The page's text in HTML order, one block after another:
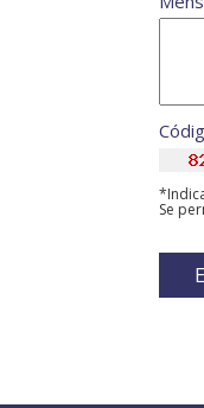
Se